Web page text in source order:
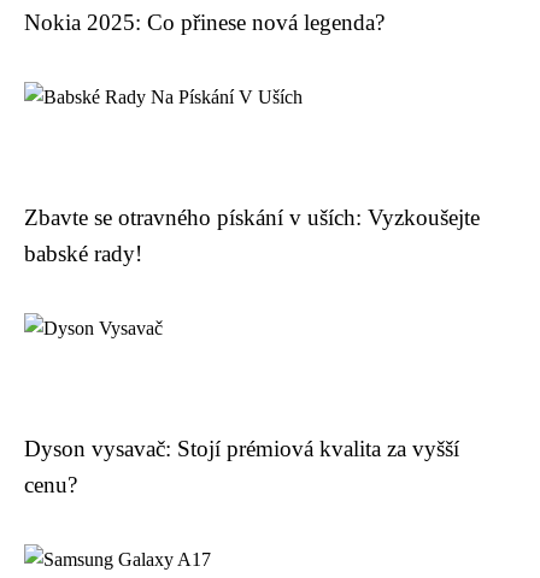
Nokia 2025: Co přinese nová legenda?
Zbavte se otravného pískání v uších: Vyzkoušejte
babské rady!
Dyson vysavač: Stojí prémiová kvalita za vyšší
cenu?